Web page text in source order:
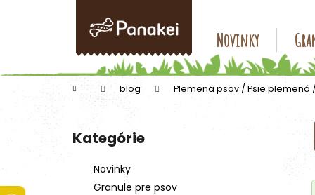
Novinky
Domov blog Plemená psov / Psie plemená
Preskočiť
kategórie
Kategórie
Novinky
Granule pre psov
k
obchodu
obchodu